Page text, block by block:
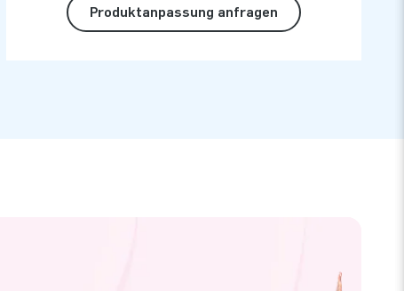
Produktanpassung anfragen